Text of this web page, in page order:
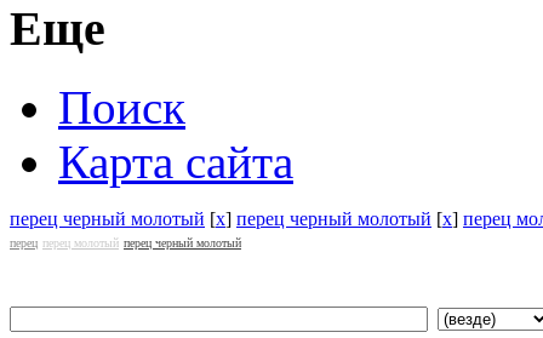
Еще
Поиск
Карта сайта
перец черный молотый [x] перец черный молотый [x] перец
перец перец молотый перец черный молотый